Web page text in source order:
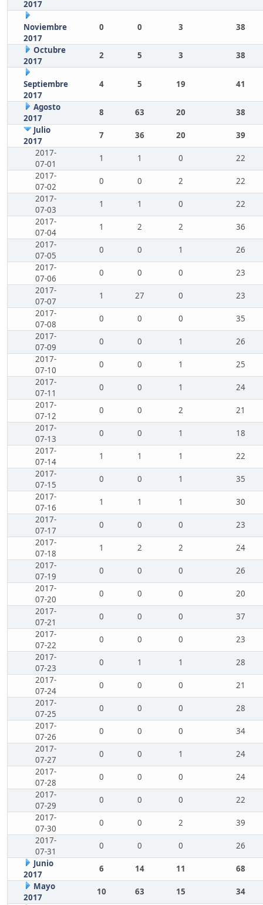
2017
Noviembre
2017
0 0 3 38
Octubre
2017
2 5 3 38
Septiembre
2017
4 5 19 41
Agosto
2017
8 63 20
38
Julio
2017
7 36 20
39
2017-
07-01
1 1 0
22
2017-
07-02
0 0 2
22
2017-
07-03
1 1 0
22
2017-
07-04
1 2 2
36
2017-
07-05
0 0 1
26
2017-
07-06
0 0 0
23
2017-
07-07
1 27 0
23
2017-
07-08
0 0 0
35
2017-
07-09
0 0 1
26
2017-
07-10
0 0 1
25
2017-
07-11
0 0 1
24
2017-
07-12
0 0 2
21
2017-
07-13
0 0 1
18
2017-
07-14
1 1 1
22
2017-
07-15
0 0 1
35
2017-
07-16
1 1 1
30
2017-
07-17
0 0 0
23
2017-
07-18
1 2 2
24
2017-
07-19
0 0 0
26
2017-
07-20
0 0 0
20
2017-
07-21
0 0 0
37
2017-
07-22
0 0 0
23
2017-
07-23
0 1 1
28
2017-
07-24
0 0 0
21
2017-
07-25
0 0 0
28
2017-
07-26
0 0 0
34
2017-
07-27
0 0 1
24
2017-
07-28
0 0 0
24
2017-
07-29
0 0 0
22
2017-
07-30
0 0 2
39
2017-
07-31
0 0 0
26
Junio
2017
6 14 11
68
Mayo
2017
10 63 15
34